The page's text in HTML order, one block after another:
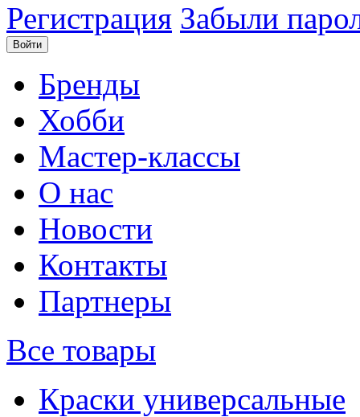
Регистрация Забыли
Бренды
Хобби
Мастер-классы
О нас
Новости
Контакты
Партнеры
Все товары
Краски универсальные